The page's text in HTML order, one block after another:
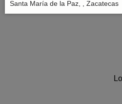
Santa María de la Paz, , Zacatecas